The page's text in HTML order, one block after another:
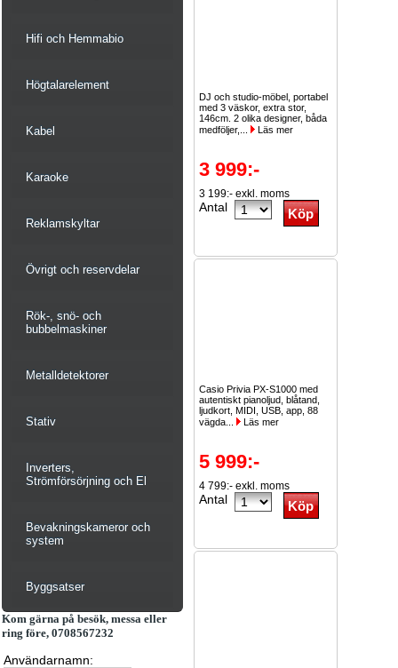
Hifi och Hemmabio
Högtalarelement
Kabel
Karaoke
Reklamskyltar
Övrigt och reservdelar
Rök-, snö- och
bubbelmaskiner
Metalldetektorer
Stativ
Inverters,
Strömförsörjning och El
Bevakningskameror och
system
Byggsatser
Kom gärna på besök, messa eller
ring före, 0708567232
Användarnamn:
DJ och studio-möbel, portabel
med 3 väskor, extra stor,
146cm. 2 olika designer, båda
medföljer,...
Läs mer
3 999:-
3 199:- exkl. moms
Antal
Casio Privia PX-S1000 med
autentiskt pianoljud, blåtand,
ljudkort, MIDI, USB, app, 88
vägda...
Läs mer
5 999:-
4 799:- exkl. moms
Antal